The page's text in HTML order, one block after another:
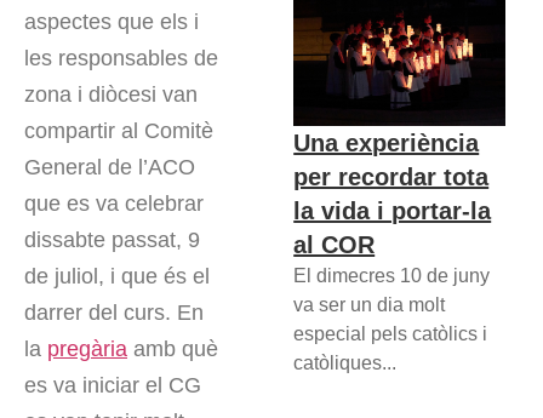
aspectes que els i
les responsables de
zona i diòcesi van
compartir al Comitè
General de l’ACO
que es va celebrar
dissabte passat, 9
de juliol, i que és el
darrer del curs. En
la pregària amb què
es va iniciar el CG
Una experiència
per recordar tota
la vida i portar-la
al COR
El dimecres 10 de juny
va ser un dia molt
especial pels catòlics i
catòliques...